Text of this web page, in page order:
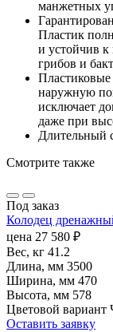
манжетных
Пластик
и устойчив
грибов и
наружную
исключает
даже при
Длительный
Смотрите также
Под заказ
Колодец
цена 27 580 ₽
Вес, кг 41.2
Длина, мм 3500
Ширина, мм 470
Высота, мм 578
Цветовой вариант
Оставить заявку